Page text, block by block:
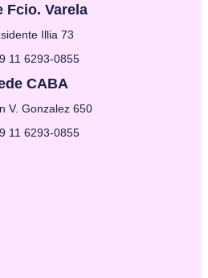
Fcio. Varela
Illia 73
11 6293-0855
CABA
V. Gonzalez 650
11 6293-0855